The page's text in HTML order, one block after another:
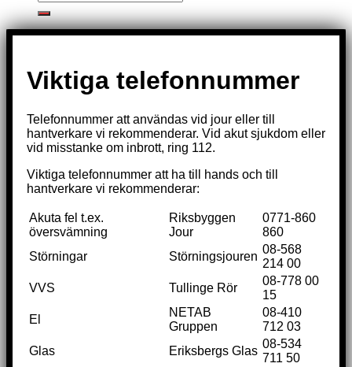
Viktiga telefonnummer
Telefonnummer att användas vid jour eller till
hantverkare vi rekommenderar. Vid akut sjukdom eller
vid misstanke om inbrott, ring 112.
Viktiga telefonnummer att ha till hands och till
hantverkare vi rekommenderar:
Akuta fel t.ex.
översvämning
Riksbyggen
Jour
0771-860
860
Störningar
Störningsjouren
08-568
214 00
VVS
Tullinge Rör
08-778 00
15
El
NETAB
Gruppen
08-410
712 03
Glas
Eriksbergs Glas
08-534
711 50